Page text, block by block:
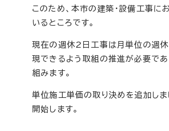
このため、本市の建築・設備工事に
いるところです。
現在の週休2日工事は月単位の週休
現できるよう取組の推進が必要で
組みます。
単位施工単価の取り決めを追加しま
開始します。